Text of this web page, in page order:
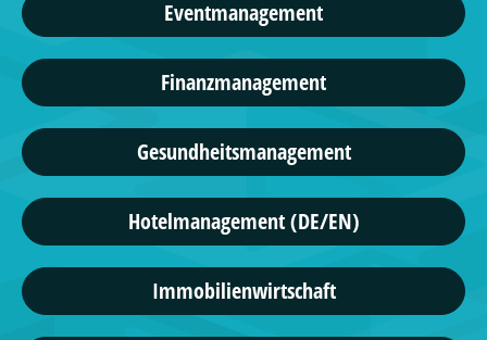
Eventmanagement
Finanzmanagement
Gesundheitsmanagement
Hotelmanagement (DE/EN)
Immobilienwirtschaft